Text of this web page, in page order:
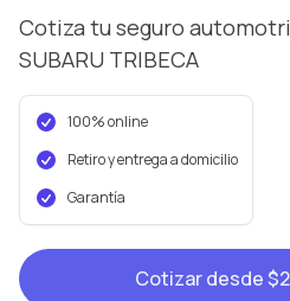
Cotiza tu seguro
SUBARU TRIBECA
100% online
Retiro y entrega a domicilio
Garantía
Cotizar desde